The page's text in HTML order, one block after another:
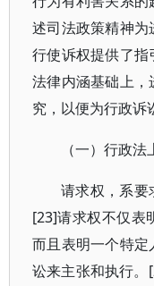
述司法政策精神
行使诉权提供了
法律内涵基础上
究，以便为行政诉
（一）行政
请求权，系要
[23]请求权不仅表
而且表明一个特
讼来主张和执行。